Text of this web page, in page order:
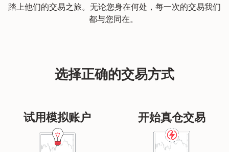
踏上他们的交易之旅。无论您身在何处，每一次的交易我们
都与您同在。
选择正确的交易方式
试用模拟账户 开始真仓交易